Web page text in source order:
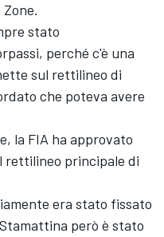
stato
perché c'è una
sul rettilineo di
che poteva avere
la FIA ha approvato
rettilineo principale di
era stato fissato
però è stato